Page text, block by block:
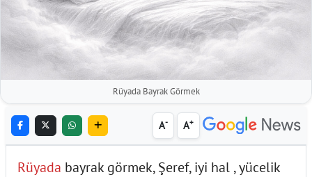
Rüyada Bayrak Görmek
A- A+
Rüyada bayrak görmek, Şeref, iyi hal , yücelik